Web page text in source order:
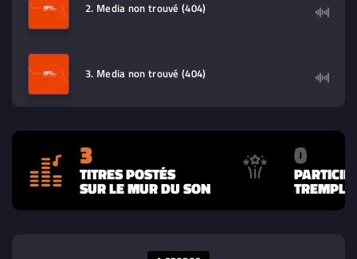
2. Media non trouvé (404)
3. Media non trouvé (404)
3
TITRES POSTÉS
SUR LE MUR DU SON
0